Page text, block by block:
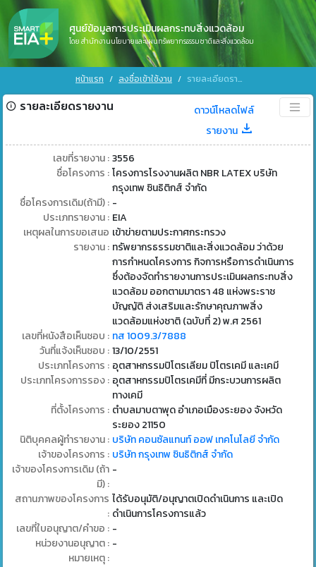
ศูนย์ข้อมูลการประเมินผลกระทบสิ่งแวดล้อม
โดย สำนักงานนโยบายและแผนทรัพยากรธรรมชาติและสิ่งแวดล้อม
หน้าแรก ลงชื่อเข้าใช้งาน รายละเอียดรายงาน
รายละเอียดรายงาน
ดาวน์โหลดไฟล์
รายงาน
เลขที่รายงาน : 3556
ชื่อโครงการ : โครงการโรงงานผลิต NBR LATEX บริษัท
กรุงเทพ ซินธิติกส์ จำกัด
ชื่อโครงการเดิม(ถ้ามี) : -
ประเภทรายงาน : EIA
เหตุผลในการขอเสนอ
รายงาน :
เข้าข่ายตามประกาศกระทรวง
ทรัพยากรธรรมชาติและสิ่งแวดล้อม ว่าด้วย
การกำหนดโครงการ กิจการหรือการดำเนินการ
ซึ่งต้องจัดทำรายงานการประเมินผลกระทบสิ่ง
แวดล้อม ออกตามมาตรา 48 แห่งพระราช
บัญญัติ ส่งเสริมและรักษาคุณภาพสิ่ง
แวดล้อมแห่งชาติ (ฉบับที่ 2) พ.ศ 2561
เลขที่หนังสือเห็นชอบ : ทส 1009.3/7888
วันที่แจ้งเห็นชอบ : 13/10/2551
ประเภทโครงการ : อุตสาหกรรมปิโตรเลียม ปิโตรเคมี และเคมี
ประเภทโครงการรอง : อุตสาหกรรมปิโตรเคมีที่ มีกระบวนการผลิต
ทางเคมี
ที่ตั้งโครงการ : ตำบลมาบตาพุด อำเภอเมืองระยอง จังหวัด
ระยอง 21150
นิติบุคคลผู้ทำรายงาน : บริษัท คอนซัลแทนท์ ออฟ เทคโนโลยี จำกัด
เจ้าของโครงการ : บริษัท กรุงเทพ ซินธิติกส์ จำกัด
เจ้าของโครงการเดิม (ถ้า
มี) :
-
สถานภาพของโครงการ
:
ได้รับอนุมัติ/อนุญาตเปิดดำเนินการ และเปิด
ดำเนินการโครงการแล้ว
เลขที่ใบอนุญาต/คำขอ : -
หน่วยงานอนุญาต : -
หมายเหตุ :